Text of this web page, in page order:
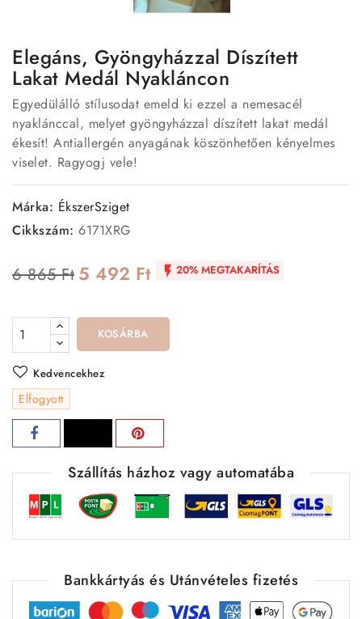
Elegáns, Gyöngyházzal Díszített
Lakat Medál Nyakláncon
Egyedülálló stílusodat emeld ki ezzel a nemesacél
nyaklánccal, melyet gyöngyházzal díszített lakat medál
ékesít! Antiallergén anyagának köszönhetően kényelmes
viselet. Ragyogj vele!
Márka: ÉkszerSziget
Cikkszám: 6171XRG
6 865 Ft 5 492 Ft  20% MEGTAKARÍTÁS
KOSÁRBA
Kedvencekhez
Elfogyott
Szállítás házhoz vagy automatába
Bankkártyás és Utánvételes fizetés